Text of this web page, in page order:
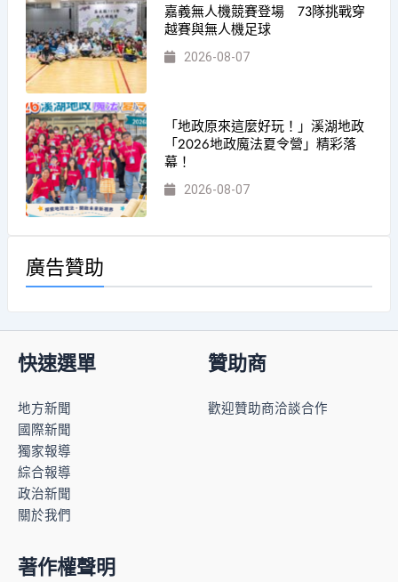
嘉義無人機競賽登場 73隊挑戰穿
越賽與無人機足球
2026-08-07
「地政原來這麼好玩！」溪湖地政
「2026地政魔法夏令營」精彩落
幕！
2026-08-07
廣告贊助
快速選單
地方新聞
國際新聞
獨家報導
綜合報導
政治新聞
關於我們
贊助商
歡迎贊助商洽談合作
著作權聲明